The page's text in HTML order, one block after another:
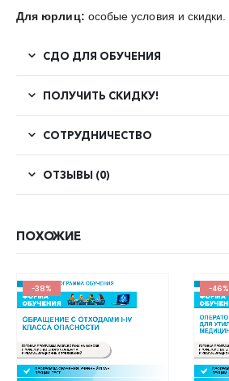
Для юрлиц: особые условия и скидки.
СДО ДЛЯ ОБУЧЕНИЯ
ПОЛУЧИТЬ СКИДКУ!
СОТРУДНИЧЕСТВО
ОТЗЫВЫ (0)
ПОХОЖИЕ
-46% -40%